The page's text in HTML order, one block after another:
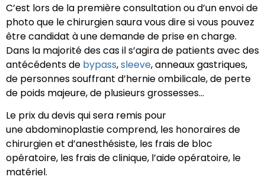
C’est lors de la première consultation ou d’un envoi de
photo que le chirurgien saura vous dire si vous pouvez
être candidat à une demande de prise en charge.
Dans la majorité des cas il s’agira de patients avec des
antécédents de bypass,sleeve, anneaux gastriques,
de personnes souffrant d’hernie ombilicale, de perte
de poids majeure, de plusieurs grossesses…
Le prix du devis qui sera remis pour
une abdominoplastie comprend, les honoraires de
chirurgien et d’anesthésiste, les frais de bloc
opératoire, les frais de clinique, l’aide opératoire, le
matériel.